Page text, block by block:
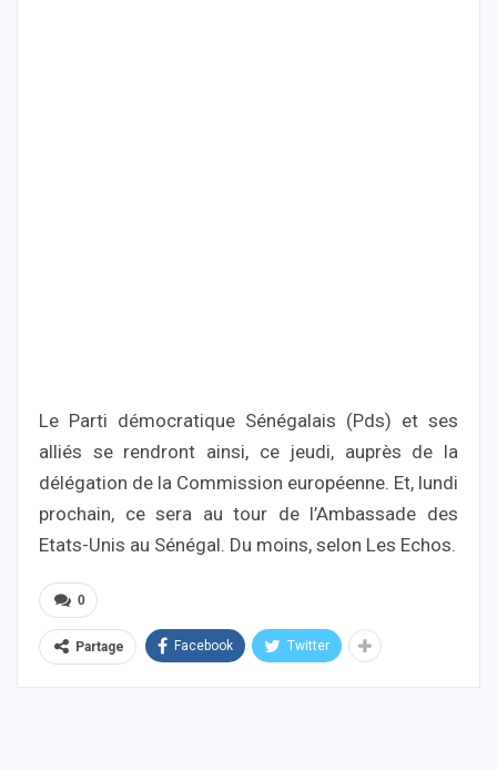
Le Parti démocratique Sénégalais (Pds) et ses
alliés se rendront ainsi, ce jeudi, auprès de la
délégation de la Commission européenne. Et, lundi
prochain, ce sera au tour de l’Ambassade des
Etats-Unis au Sénégal. Du moins, selon Les Echos.
0
Partage Facebook Twitter